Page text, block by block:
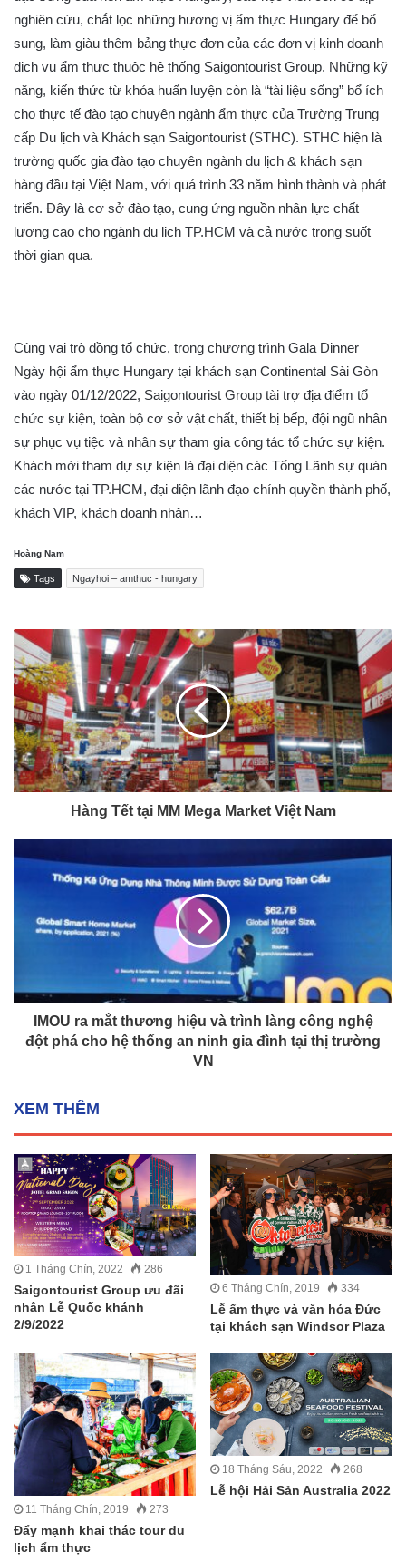
nghiên cứu, chắt lọc những hương vị ẩm thực Hungary để bổ
sung, làm giàu thêm bảng thực đơn của các đơn vị kinh doanh
dịch vụ ẩm thực thuộc hệ thống Saigontourist Group. Những kỹ
năng, kiến thức từ khóa huấn luyện còn là “tài liệu sống” bổ ích
cho thực tế đào tạo chuyên ngành ẩm thực của Trường Trung
cấp Du lịch và Khách sạn Saigontourist (STHC). STHC hiện là
trường quốc gia đào tạo chuyên ngành du lịch & khách sạn
hàng đầu tại Việt Nam, với quá trình 33 năm hình thành và phát
triển. Đây là cơ sở đào tạo, cung ứng nguồn nhân lực chất
lượng cao cho ngành du lịch TP.HCM và cả nước trong suốt
thời gian qua.
Cùng vai trò đồng tổ chức, trong chương trình Gala Dinner
Ngày hội ẩm thực Hungary tại khách sạn Continental Sài Gòn
vào ngày 01/12/2022, Saigontourist Group tài trợ địa điểm tổ
chức sự kiện, toàn bộ cơ sở vật chất, thiết bị bếp, đội ngũ nhân
sự phục vụ tiệc và nhân sự tham gia công tác tổ chức sự kiện.
Khách mời tham dự sự kiện là đại diện các Tổng Lãnh sự quán
các nước tại TP.HCM, đại diện lãnh đạo chính quyền thành phố,
khách VIP, khách doanh nhân…
Hoàng Nam
Tags Ngayhoi – amthuc - hungary
Hàng Tết tại MM Mega Market Việt Nam
IMOU ra mắt thương hiệu và trình làng công nghệ
đột phá cho hệ thống an ninh gia đình tại thị trường
VN
XEM THÊM
1 Tháng Chín, 2022 286
Saigontourist Group ưu đãi
nhân Lễ Quốc khánh
2/9/2022
6 Tháng Chín, 2019 334
Lễ ẩm thực và văn hóa Đức
tại khách sạn Windsor Plaza
11 Tháng Chín, 2019 273
Đẩy mạnh khai thác tour du
lịch ẩm thực
18 Tháng Sáu, 2022 268
Lễ hội Hải Sản Australia 2022